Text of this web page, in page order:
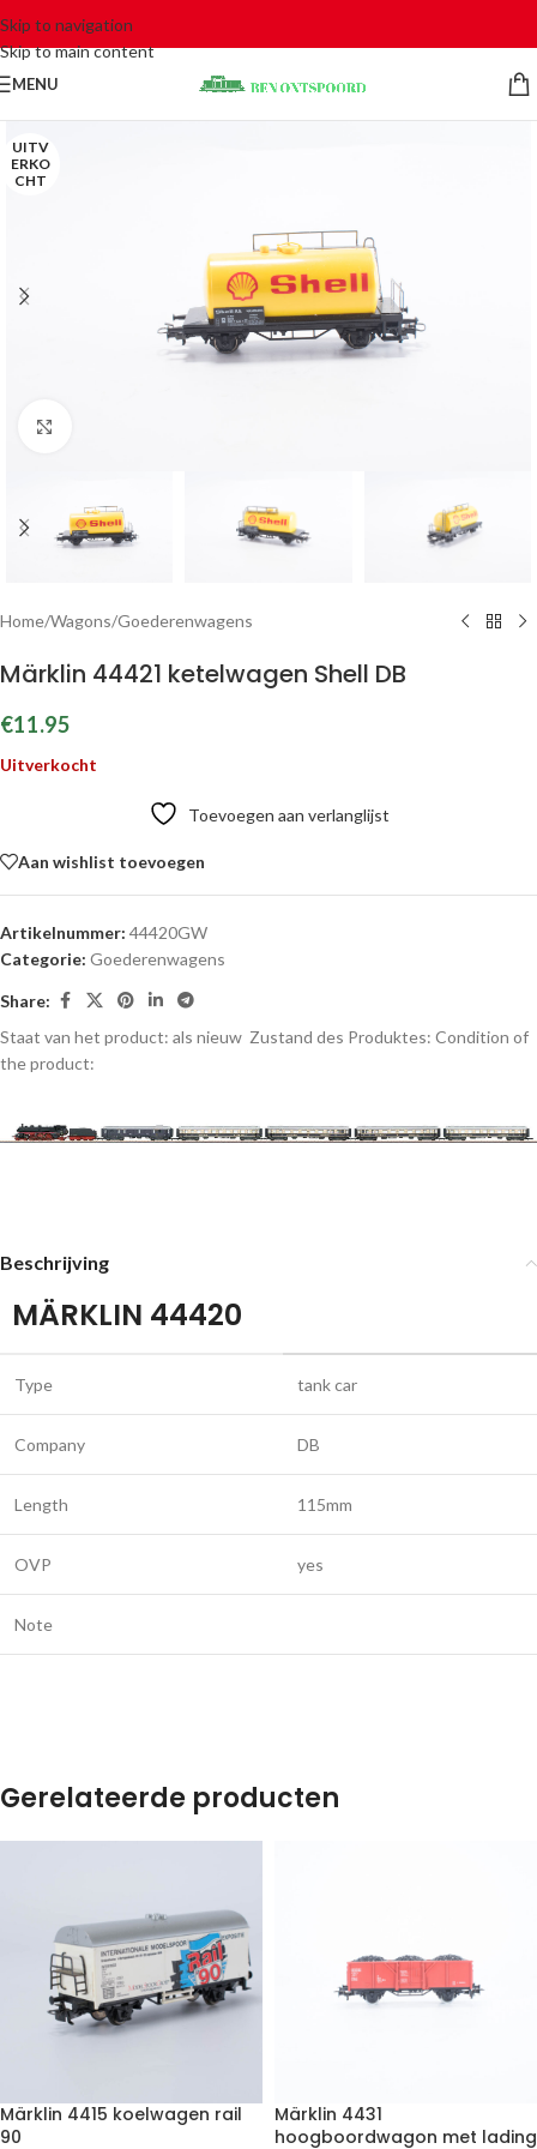
Skip to navigation
Skip to main content
MENU
UITV
ERKO
CHT
Home/Wagons/Goederenwagens
Märklin 44421 ketelwagen Shell DB
€11.95
Uitverkocht
Toevoegen aan verlanglijst
Aan wishlist toevoegen
Artikelnummer: 44420GW
Categorie: Goederenwagens
Share:
Staat van het product: als nieuw Zustand des Produktes: Condition of
the product:
Beschrijving
MÄRKLIN 44420
Type tank car
Company DB
Length 115mm
OVP yes
Note
Gerelateerde producten
Märklin 4415 koelwagen rail
90
Märklin 4431
hoogboordwagon met lading